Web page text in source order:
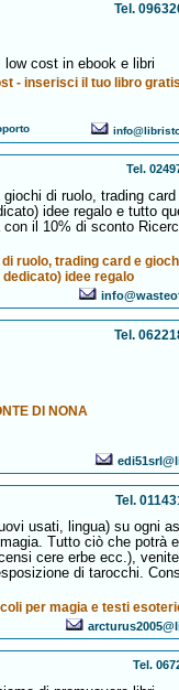
Tel.
cost in ebook e libri
- inserisci il tuo libro
Tel.
di ruolo, trading card
idee regalo e tutto
il 10% di sconto
ruolo, trading card e
idee regalo
Tel.
DI NONA
Tel.
usati, lingua) su ogni
Tutto ciò che potrà
cere erbe ecc.),
di tarocchi.
per magia e testi
Tel.